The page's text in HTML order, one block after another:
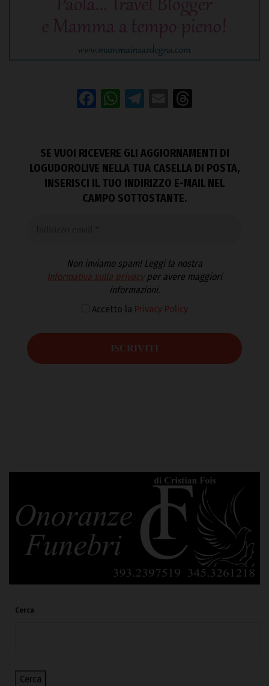
Facebook
WhatsApp
Telegram
Email
SE VUOI RICEVERE GLI AGGIORNAMENTI DI
LOGUDOROLIVE NELLA TUA CASELLA DI POSTA,
INSERISCI IL TUO INDIRIZZO E-MAIL NEL
CAMPO SOTTOSTANTE.
Non inviamo spam! Leggi la nostra
Informativa sulla privacyper avere maggiori
informazioni.
Accetto la Privacy Policy
Cerca
Cerca